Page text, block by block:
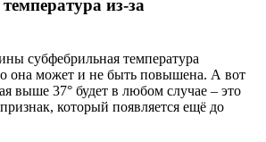
из-за
субфебрильная температура
она может и не быть повышена. А вот
выше 37° будет в любом случае – это
который появляется ещё до